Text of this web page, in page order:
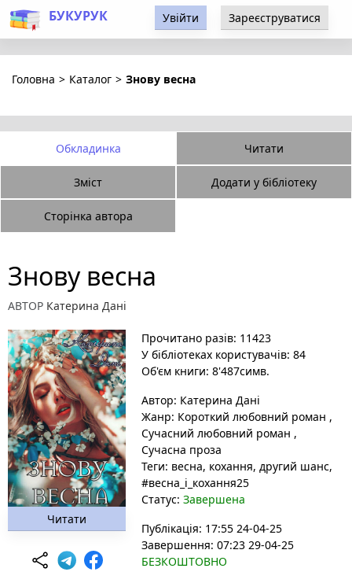
БУКУРУК Увійти Зареєструватися
Головна > Каталог > Знову весна
Обкладинка Читати
Зміст Додати у бібліотеку
Сторінка автора
Знову весна
АВТОР Катерина Дані
Читати
Прочитано разів: 11423
У бібліотеках користувачів: 84
Об'єм книги: 8'487симв.
Автор: Катерина Дані
Жанр: Короткий любовний роман ,
Сучасний любовний роман ,
Сучасна проза
Теги: весна, кохання, другий шанс,
#весна_і_кохання25
Статус: Завершена
Публікація: 17:55 24-04-25
Завершення: 07:23 29-04-25
БЕЗКОШТОВНО